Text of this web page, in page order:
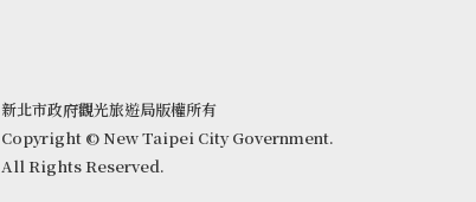
新北市政府觀光旅遊局版權所有
Copyright © New Taipei City Government.
All Rights Reserved.